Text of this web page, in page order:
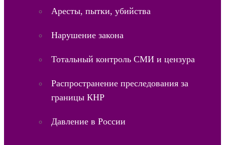
Аресты, пытки, убийства
Нарушение закона
Тотальный контроль СМИ и цензура
Распространение преследования за
границы КНР
Давление в России